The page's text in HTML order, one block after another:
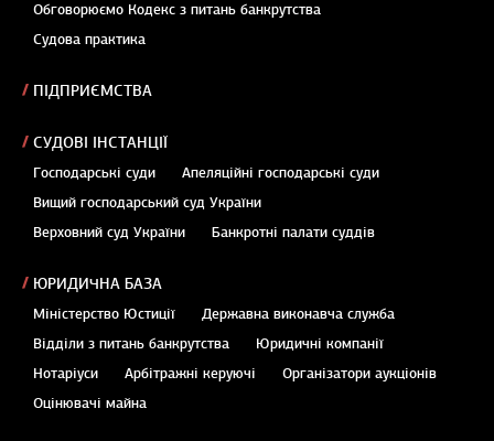
Обговорюємо Кодекс з питань банкрутства
Судова практика
ПІДПРИЄМСТВА
СУДОВІ ІНСТАНЦІЇ
Господарські суди
Апеляційні господарські суди
Вищий господарський суд України
Верховний суд України
Банкротні палати суддів
ЮРИДИЧНА БАЗА
Міністерство Юстиції
Державна виконавча служба
Відділи з питань банкрутства
Юридичні компанії
Нотаріуси
Арбітражні керуючі
Організатори аукціонів
Оцінювачі майна